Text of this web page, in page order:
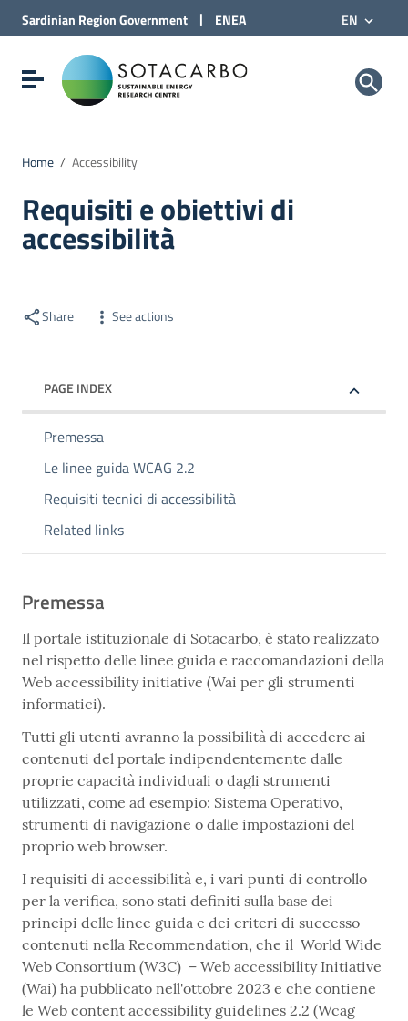
Go to site navigation
Go to Footer
Sardinian RegionGovernment | ENEA EN
Show/hide navigation menu Sotacarbo SpA
Home / Accessibility
Requisiti e obiettivi di
accessibilità
Share See actions
PAGE INDEX
Premessa
Le linee guida WCAG 2.2
Requisiti tecnici di accessibilità
Related links
Premessa
Il portale istituzionale di Sotacarbo, è stato realizzato
nel rispetto delle linee guida e raccomandazioni della
Web accessibility initiative (Wai per gli strumenti
informatici).
Tutti gli utenti avranno la possibilità di accedere ai
contenuti del portale indipendentemente dalle
proprie capacità individuali o dagli strumenti
utilizzati, come ad esempio: Sistema Operativo,
strumenti di navigazione o dalle impostazioni del
proprio web browser.
I requisiti di accessibilità e, i vari punti di controllo
per la verifica, sono stati definiti sulla base dei
principi delle linee guida e dei criteri di successo
contenuti nella Recommendation, che il World Wide
Web Consortium (W3C) – Web accessibility Initiative
(Wai) ha pubblicato nell'ottobre 2023 e che contiene
le Web content accessibility guidelines 2.2 (Wcag